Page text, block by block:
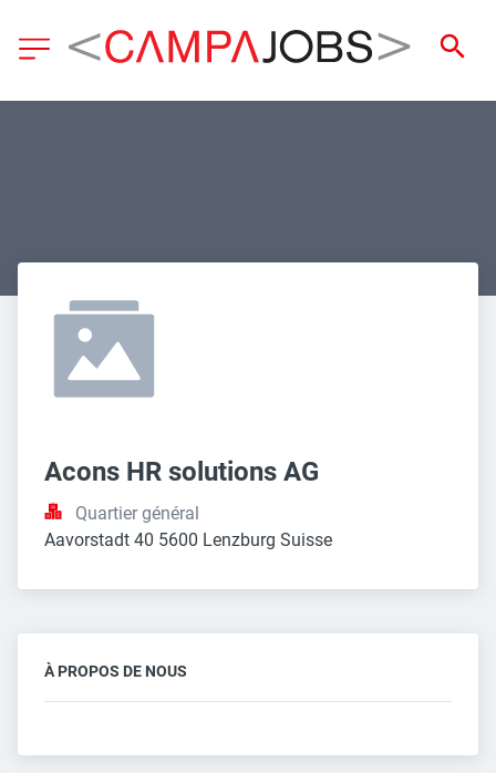
Acons HR solutions AG
Quartier général
Aavorstadt 40 5600 Lenzburg Suisse
À PROPOS DE NOUS